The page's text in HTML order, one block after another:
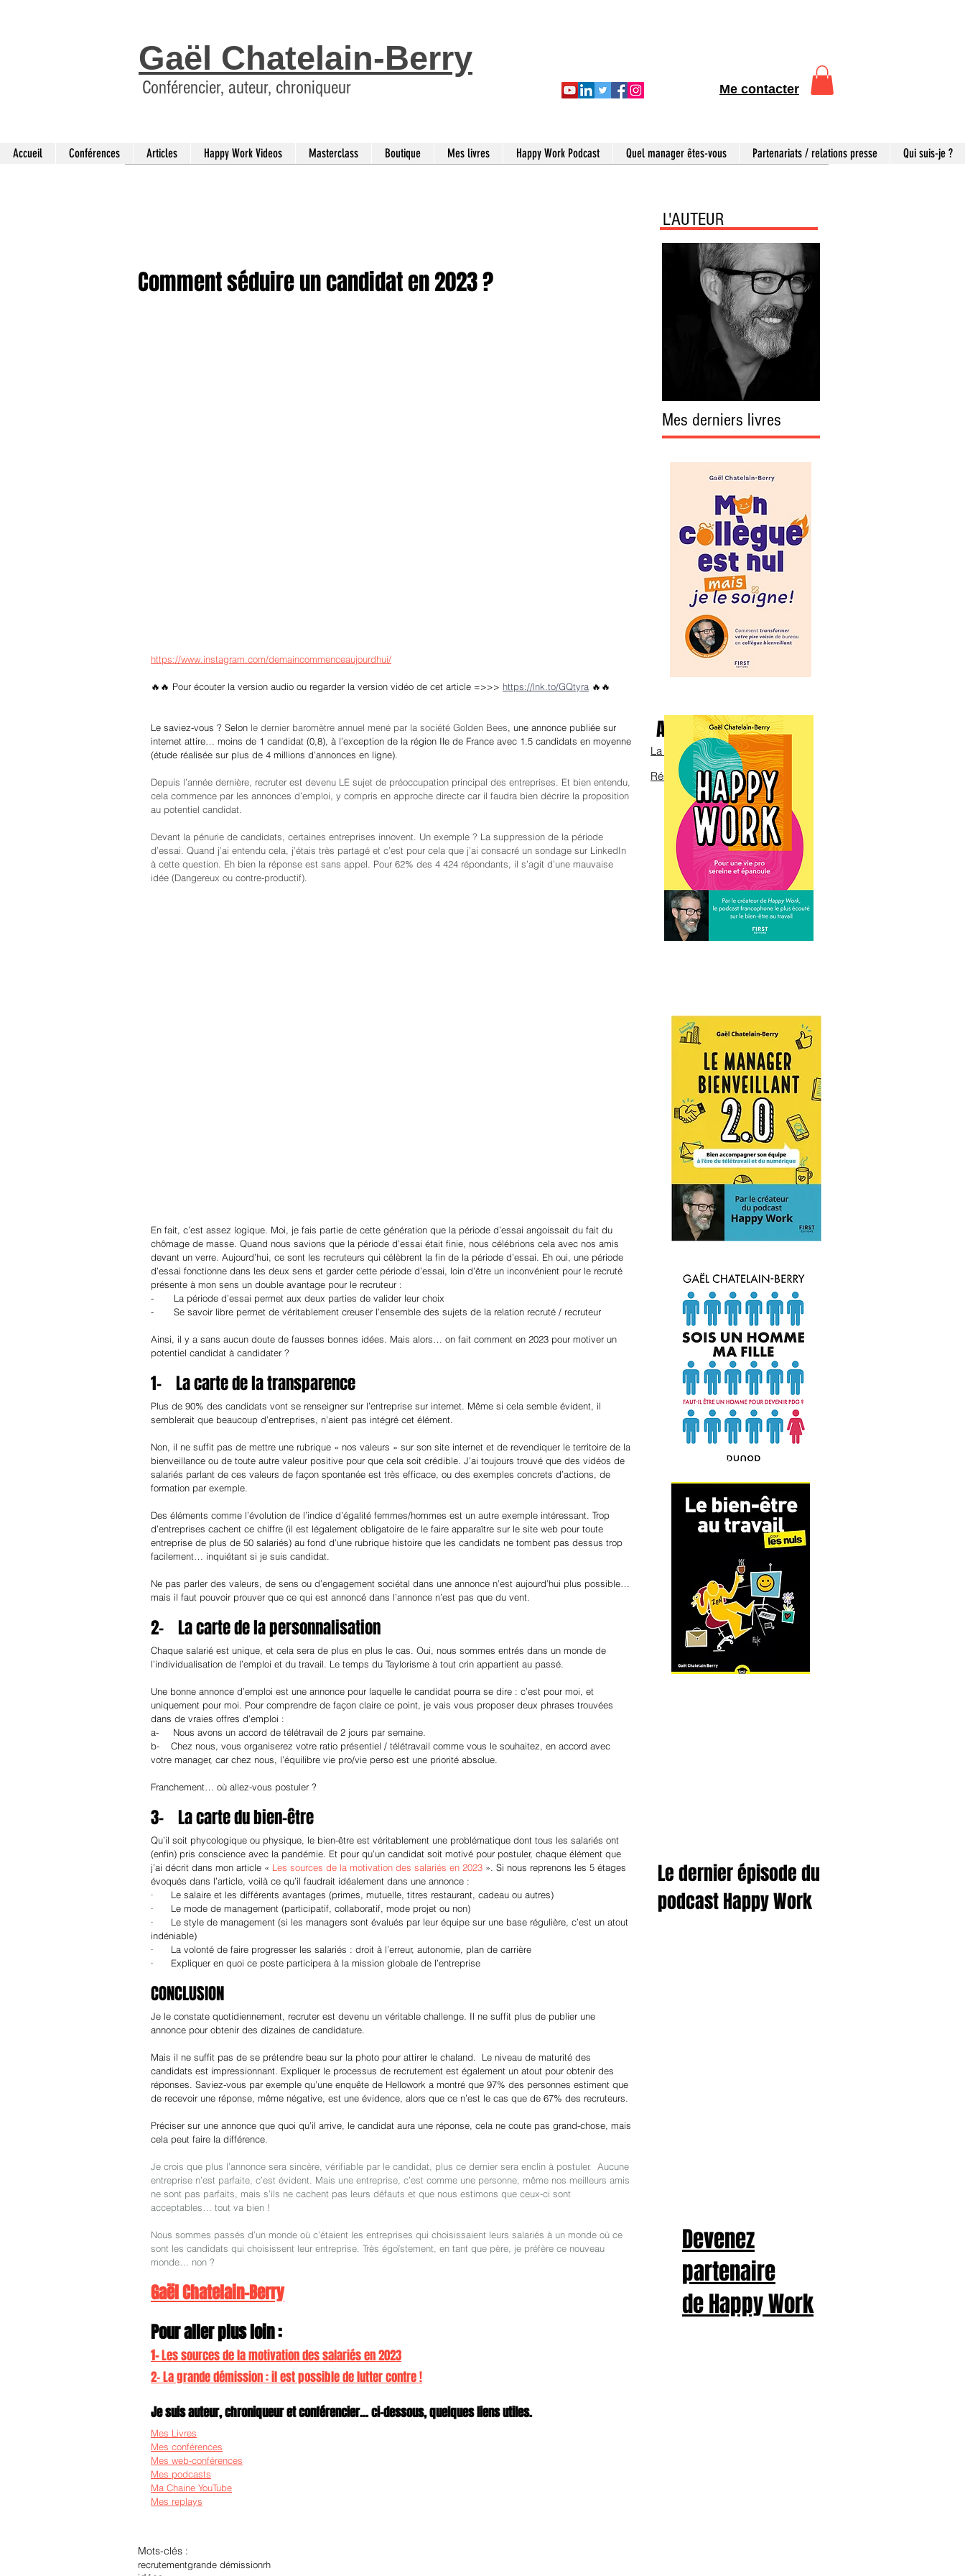
Gaël Chatelain-Berry
Conférencier, auteur, chroniqueur Me contacter
Accueil Conférences Articles Happy Work Videos Masterclass Boutique Mes livres Happy Work Podcast Quel manager êtes-vous Partenariats / relations presse Qui suis-je ?
Comment séduire un candidat en 2023 ?
https://www.instagram.com/demaincommenceaujourdhui/
🔥🔥 Pour écouter la version audio ou regarder la version vidéo de cet article =>>> https://lnk.to/GQtyra 🔥🔥
Le saviez-vous ? Selon le dernier baromètre annuel mené par la société Golden Bees, une annonce publiée sur
internet attire… moins de 1 candidat (0,8), à l’exception de la région Ile de France avec 1.5 candidats en moyenne
(étude réalisée sur plus de 4 millions d’annonces en ligne).
Depuis l’année dernière, recruter est devenu LE sujet de préoccupation principal des entreprises. Et bien entendu,
cela commence par les annonces d’emploi, y compris en approche directe car il faudra bien décrire la proposition
au potentiel candidat.
Devant la pénurie de candidats, certaines entreprises innovent. Un exemple ? La suppression de la période
d’essai. Quand j’ai entendu cela, j’étais très partagé et c’est pour cela que j’ai consacré un sondage sur LinkedIn
à cette question. Eh bien la réponse est sans appel. Pour 62% des 4 424 répondants, il s’agit d’une mauvaise
idée (Dangereux ou contre-productif).
En fait, c’est assez logique. Moi, je fais partie de cette génération que la période d’essai angoissait du fait du
chômage de masse. Quand nous savions que la période d’essai était finie, nous célébrions cela avec nos amis
devant un verre. Aujourd’hui, ce sont les recruteurs qui célèbrent la fin de la période d’essai. Eh oui, une période
d’essai fonctionne dans les deux sens et garder cette période d’essai, loin d’être un inconvénient pour le recruté
présente à mon sens un double avantage pour le recruteur :
-       La période d’essai permet aux deux parties de valider leur choix
-       Se savoir libre permet de véritablement creuser l’ensemble des sujets de la relation recruté / recruteur
Ainsi, il y a sans aucun doute de fausses bonnes idées. Mais alors… on fait comment en 2023 pour motiver un
potentiel candidat à candidater ?
1-    La carte de la transparence
Plus de 90% des candidats vont se renseigner sur l’entreprise sur internet. Même si cela semble évident, il
semblerait que beaucoup d’entreprises, n’aient pas intégré cet élément.
Non, il ne suffit pas de mettre une rubrique « nos valeurs » sur son site internet et de revendiquer le territoire de la
bienveillance ou de toute autre valeur positive pour que cela soit crédible. J’ai toujours trouvé que des vidéos de
salariés parlant de ces valeurs de façon spontanée est très efficace, ou des exemples concrets d’actions, de
formation par exemple.
Des éléments comme l’évolution de l’indice d’égalité femmes/hommes est un autre exemple intéressant. Trop
d’entreprises cachent ce chiffre (il est légalement obligatoire de le faire apparaître sur le site web pour toute
entreprise de plus de 50 salariés) au fond d’une rubrique histoire que les candidats ne tombent pas dessus trop
facilement… inquiétant si je suis candidat.
Ne pas parler des valeurs, de sens ou d’engagement sociétal dans une annonce n’est aujourd’hui plus possible…
mais il faut pouvoir prouver que ce qui est annoncé dans l’annonce n’est pas que du vent.
2-    La carte de la personnalisation
Chaque salarié est unique, et cela sera de plus en plus le cas. Oui, nous sommes entrés dans un monde de
l’individualisation de l’emploi et du travail. Le temps du Taylorisme à tout crin appartient au passé.
Une bonne annonce d’emploi est une annonce pour laquelle le candidat pourra se dire : c’est pour moi, et
uniquement pour moi. Pour comprendre de façon claire ce point, je vais vous proposer deux phrases trouvées
dans de vraies offres d’emploi :
a-     Nous avons un accord de télétravail de 2 jours par semaine.
b-    Chez nous, vous organiserez votre ratio présentiel / télétravail comme vous le souhaitez, en accord avec
votre manager, car chez nous, l’équilibre vie pro/vie perso est une priorité absolue.
Franchement… où allez-vous postuler ?
3-    La carte du bien-être
Qu’il soit phycologique ou physique, le bien-être est véritablement une problématique dont tous les salariés ont
(enfin) pris conscience avec la pandémie. Et pour qu’un candidat soit motivé pour postuler, chaque élément que
j’ai décrit dans mon article « Les sources de la motivation des salariés en 2023 ». Si nous reprenons les 5 étages
évoqués dans l’article, voilà ce qu’il faudrait idéalement dans une annonce :
·      Le salaire et les différents avantages (primes, mutuelle, titres restaurant, cadeau ou autres)
·      Le mode de management (participatif, collaboratif, mode projet ou non)
·      Le style de management (si les managers sont évalués par leur équipe sur une base régulière, c’est un atout
indéniable)
·      La volonté de faire progresser les salariés : droit à l’erreur, autonomie, plan de carrière
·      Expliquer en quoi ce poste participera à la mission globale de l’entreprise
CONCLUSION
Je le constate quotidiennement, recruter est devenu un véritable challenge. Il ne suffit plus de publier une
annonce pour obtenir des dizaines de candidature.
Mais il ne suffit pas de se prétendre beau sur la photo pour attirer le chaland.  Le niveau de maturité des
candidats est impressionnant. Expliquer le processus de recrutement est également un atout pour obtenir des
réponses. Saviez-vous par exemple qu’une enquête de Hellowork a montré que 97% des personnes estiment que
de recevoir une réponse, même négative, est une évidence, alors que ce n’est le cas que de 67% des recruteurs.
Préciser sur une annonce que quoi qu’il arrive, le candidat aura une réponse, cela ne coute pas grand-chose, mais
cela peut faire la différence.
Je crois que plus l’annonce sera sincère, vérifiable par le candidat, plus ce dernier sera enclin à postuler.  Aucune
entreprise n’est parfaite, c’est évident. Mais une entreprise, c’est comme une personne, même nos meilleurs amis
ne sont pas parfaits, mais s’ils ne cachent pas leurs défauts et que nous estimons que ceux-ci sont
acceptables… tout va bien !
Nous sommes passés d’un monde où c’étaient les entreprises qui choisissaient leurs salariés à un monde où ce
sont les candidats qui choisissent leur entreprise. Très égoïstement, en tant que père, je préfère ce nouveau
monde… non ?
Gaël Chatelain-Berry
Pour aller plus loin :
1- Les sources de la motivation des salariés en 2023
2- La grande démission : il est possible de lutter contre !
Je suis auteur, chroniqueur et conférencier... ci-dessous, quelques liens utiles.
Mes Livres
Mes conférences
Mes web-conférences
Mes podcasts
Ma Chaine YouTube
Mes replays
Mots-clés :
recrutementgrande démissionrh
La bande annonce
Avec Bob sur scène
Réservez les billets
L'AUTEUR
Mes derniers livres
Le dernier épisode du
podcast Happy Work
Devenez
partenaire
de Happy Work